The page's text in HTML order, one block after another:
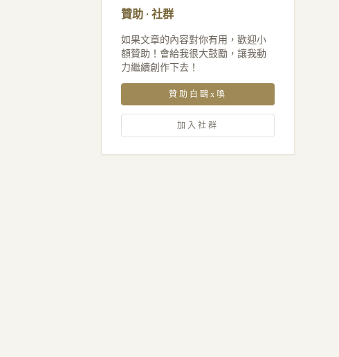
贊助 · 社群
如果文章的內容對你有用，歡迎小
額贊助！會給我很大鼓勵，讓我動
力繼續創作下去！
贊助白鷗x喚
加入社群